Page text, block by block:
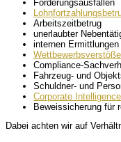
Forderungsausfällen
Arbeitszeitbetrug
unerlaubter
internen Ermittlungen
Compliance-
Fahrzeug- und
Schuldner- und
Corporate Intelligence
Beweissicherung für
Dabei achten wir auf